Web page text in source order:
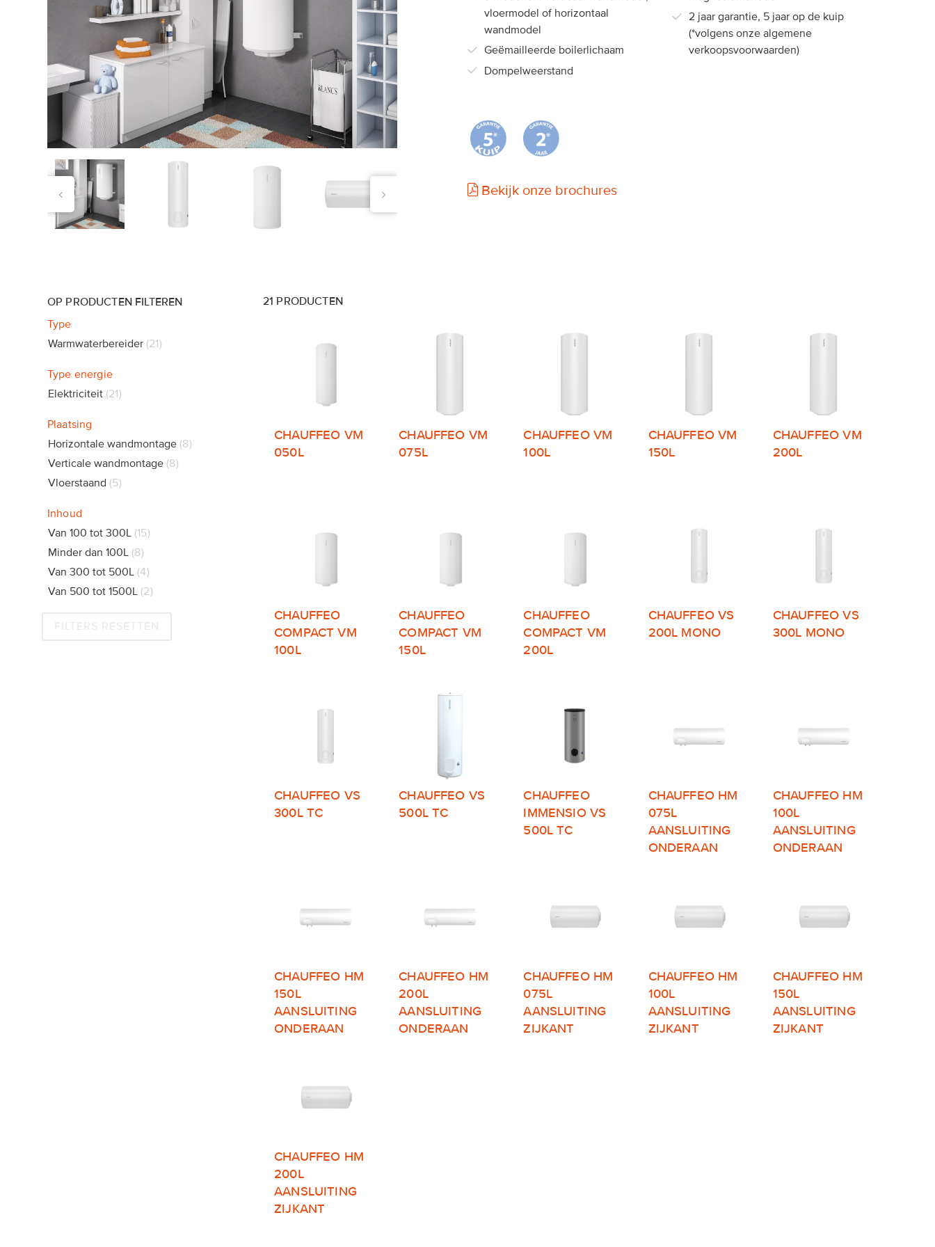
Chaufféo +
›
‹
vloermodel of horizontaal
wandmodel
Geëmailleerde boilerlichaam
Dompelweerstand
2 jaar garantie, 5 jaar op de kuip
(*volgens onze algemene
verkoopsvoorwaarden)
Bekijk onze brochures
OP PRODUCTEN FILTEREN
Type
Warmwaterbereider 21
Type energie
Elektriciteit 21
Plaatsing
Horizontale wandmontage 8
Verticale wandmontage 8
Vloerstaand 5
Inhoud
Van 100 tot 300L 15
Minder dan 100L 8
Van 300 tot 500L 4
Van 500 tot 1500L 2
21 PRODUCTEN
CHAUFFEO VM
050L
CHAUFFEO VM
075L
CHAUFFEO VM
100L
CHAUFFEO VM
150L
CHAUFFEO VM
200L
CHAUFFEO
COMPACT VM
100L
CHAUFFEO
COMPACT VM
150L
CHAUFFEO
COMPACT VM
200L
CHAUFFEO VS
200L MONO
CHAUFFEO VS
300L MONO
CHAUFFEO VS
300L TC
CHAUFFEO VS
500L TC
CHAUFFEO
IMMENSIO VS
500L TC
CHAUFFEO HM
075L
AANSLUITING
ONDERAAN
CHAUFFEO HM
100L
AANSLUITING
ONDERAAN
CHAUFFEO HM
150L
AANSLUITING
ONDERAAN
CHAUFFEO HM
200L
AANSLUITING
ONDERAAN
CHAUFFEO HM
075L
AANSLUITING
ZIJKANT
CHAUFFEO HM
100L
AANSLUITING
ZIJKANT
CHAUFFEO HM
150L
AANSLUITING
ZIJKANT
CHAUFFEO HM
200L
AANSLUITING
ZIJKANT